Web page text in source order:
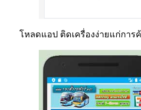
โหลดแอป ติดเครื่องง่ายแก่การ